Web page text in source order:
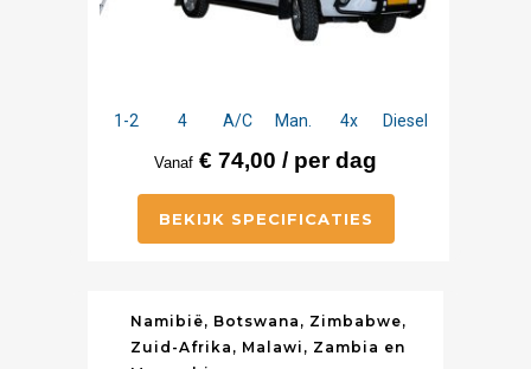
1-2 4 A/C Man. 4x Diesel
Vanaf € 74,00 / per dag
BEKIJK SPECIFICATIES
Namibië, Botswana, Zimbabwe,
Zuid-Afrika, Malawi, Zambia en